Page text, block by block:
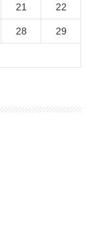
21 22
28 29